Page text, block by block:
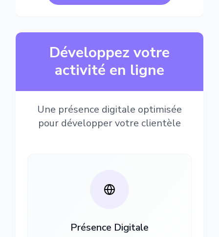
Développez votre
activité en ligne
Une présence digitale optimisée
pour développer votre clientèle
Présence Digitale